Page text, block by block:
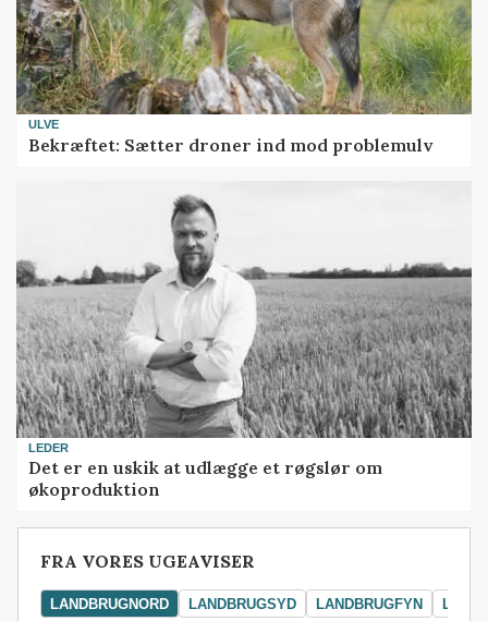
ULVE
Bekræftet: Sætter droner ind mod problemulv
LEDER
Det er en uskik at udlægge et røgslør om
økoproduktion
FRA VORES UGEAVISER
LANDBRUGNORD LANDBRUGSYD LANDBRUGFYN